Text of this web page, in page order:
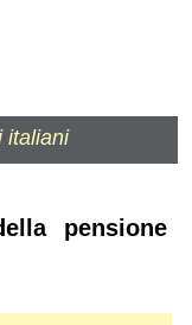
italiani
pensione